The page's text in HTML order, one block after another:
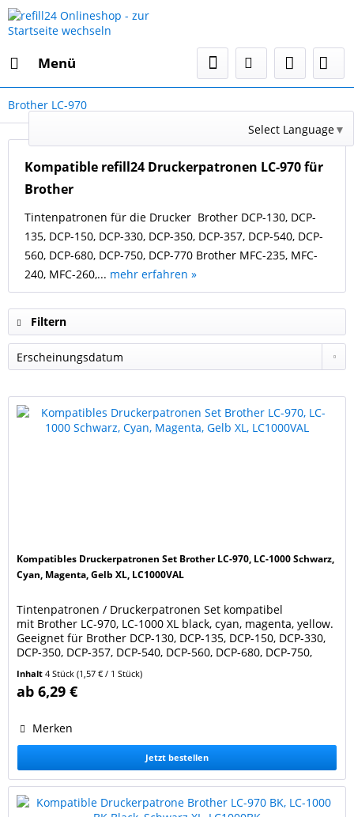
Menü
Select Language▼
Brother LC-970
Kompatible refill24 Druckerpatronen LC-970 für
Brother
Tintenpatronen für die Drucker Brother DCP-130, DCP-
135, DCP-150, DCP-330, DCP-350, DCP-357, DCP-540, DCP-
560, DCP-680, DCP-750, DCP-770 Brother MFC-235, MFC-
240, MFC-260,... mehr erfahren »
Filtern
Kompatibles Druckerpatronen Set Brother LC-970, LC-1000 Schwarz,
Cyan, Magenta, Gelb XL, LC1000VAL
Tintenpatronen / Druckerpatronen Set kompatibel
mit Brother LC-970, LC-1000 XL black, cyan, magenta, yellow.
Geeignet für Brother DCP-130, DCP-135, DCP-150, DCP-330,
DCP-350, DCP-357, DCP-540, DCP-560, DCP-680, DCP-750,
MFC-465, MFC-660, MFC-680, MFC-845, MFC-885, MFC-3360,
MFC-5460 Füllmengen: schwarz 30 ml / cyan,...
Inhalt4 Stück(1,57 € / 1 Stück)
ab 6,29 €
Merken
Jetzt bestellen